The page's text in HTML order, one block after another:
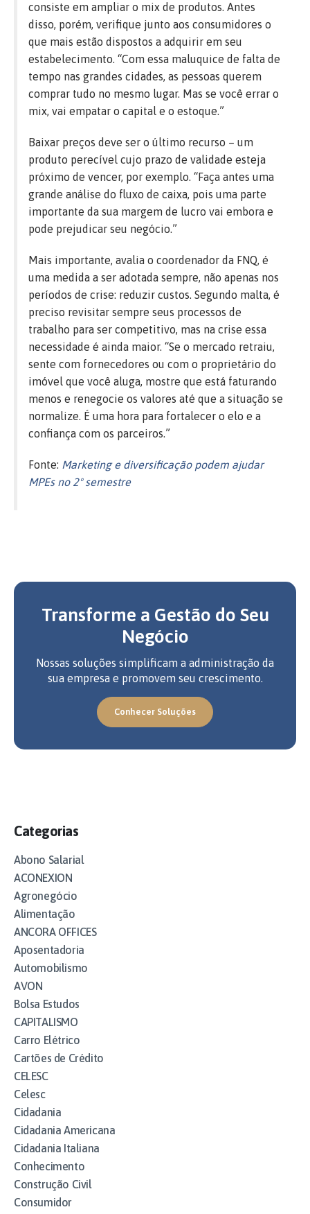
consiste em ampliar o mix de produtos. Antes
disso, porém, verifique junto aos consumidores o
que mais estão dispostos a adquirir em seu
estabelecimento. “Com essa maluquice de falta de
tempo nas grandes cidades, as pessoas querem
comprar tudo no mesmo lugar. Mas se você errar o
mix, vai empatar o capital e o estoque.”
Baixar preços deve ser o último recurso – um
produto perecível cujo prazo de validade esteja
próximo de vencer, por exemplo. “Faça antes uma
grande análise do fluxo de caixa, pois uma parte
importante da sua margem de lucro vai embora e
pode prejudicar seu negócio.”
Mais importante, avalia o coordenador da FNQ, é
uma medida a ser adotada sempre, não apenas nos
períodos de crise: reduzir custos. Segundo malta, é
preciso revisitar sempre seus processos de
trabalho para ser competitivo, mas na crise essa
necessidade é ainda maior. “Se o mercado retraiu,
sente com fornecedores ou com o proprietário do
imóvel que você aluga, mostre que está faturando
menos e renegocie os valores até que a situação se
normalize. É uma hora para fortalecer o elo e a
confiança com os parceiros.”
Fonte: Marketing e diversificação podem ajudar
MPEs no 2º semestre
Transforme a Gestão do Seu
Negócio
Nossas soluções simplificam a administração da
sua empresa e promovem seu crescimento.
Conhecer Soluções
Categorias
Abono Salarial
ACONEXION
Agronegócio
Alimentação
ANCORA OFFICES
Aposentadoria
Automobilismo
AVON
Bolsa Estudos
CAPITALISMO
Carro Elétrico
Cartões de Crédito
CELESC
Celesc
Cidadania
Cidadania Americana
Cidadania Italiana
Conhecimento
Construção Civil
Consumidor